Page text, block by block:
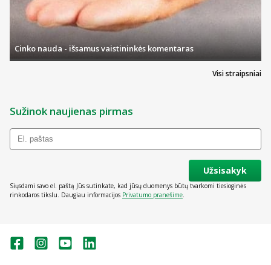
Visi straipsniai
Cinko nauda - išsamus vaistininkės komentaras
Sužinok naujienas pirmas
Užsisakyk
Siųsdami savo el. paštą Jūs sutinkate, kad jūsų duomenys būtų tvarkomi tiesioginės
rinkodaros tikslu. Daugiau informacijos Privatumo pranešime.